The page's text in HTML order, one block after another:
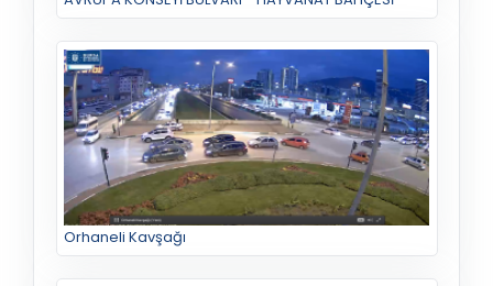
Orhaneli Kavşağı